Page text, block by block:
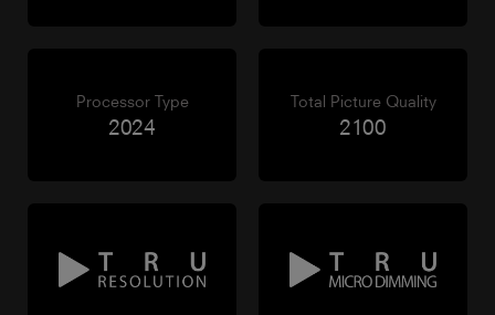
Processor Type
2024
Total Picture Quality
2100